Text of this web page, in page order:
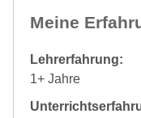
Meine
Lehrerfahrung:
1+ Jahre